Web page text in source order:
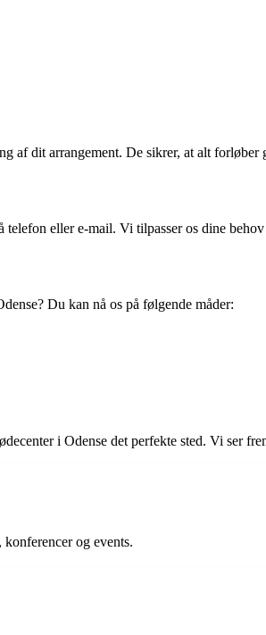
af dit arrangement. De sikrer, at alt forløber
eller e-mail. Vi tilpasser os dine
Du kan nå os på følgende måder:
i Odense det perfekte sted. Vi ser
og events.